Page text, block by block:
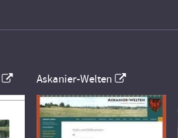
Askanier-Welten